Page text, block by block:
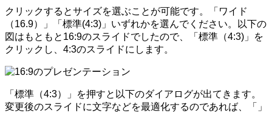
クリックするとサイズを選ぶことが可能です。「ワイド
（16.9）」「標準(4:3)」いずれかを選んでください。以下の
図はもともと16:9のスライドでしたので、「標準（4:3)」を
クリックし、4:3のスライドにします。
「標準（4:3）」を押すと以下のダイアログが出てきます。
変更後のスライドに文字などを最適化するのであれば、「」